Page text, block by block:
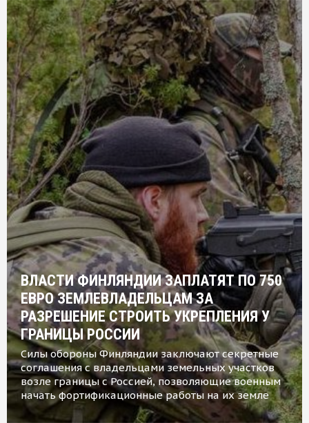
ВЛАСТИ ФИНЛЯНДИИ ЗАПЛАТЯТ ПО 750
ЕВРО ЗЕМЛЕВЛАДЕЛЬЦАМ ЗА
РАЗРЕШЕНИЕ СТРОИТЬ УКРЕПЛЕНИЯ У
ГРАНИЦЫ РОССИИ
Силы обороны Финляндии заключают секретные
соглашения с владельцами земельных участков
возле границы с Россией, позволяющие военным
начать фортификационные работы на их земле